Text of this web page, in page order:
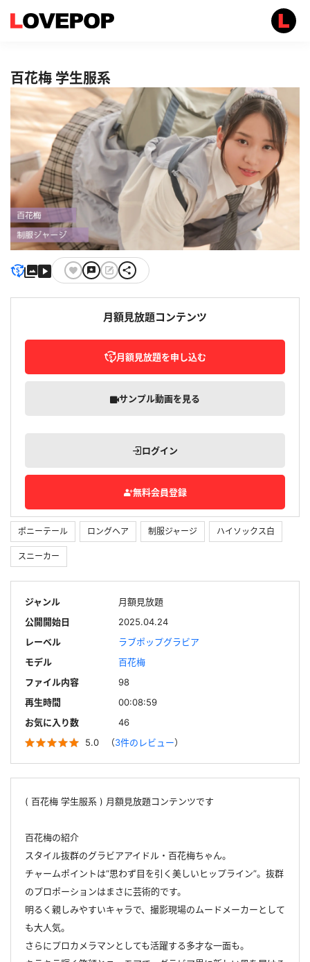
百花梅 学生服系
ポニーテール ロングヘア 制服ジャージ ハイソックス白
スニーカー
ジャンル
月額見放題
公開開始日
2025.04.24
レーベル
ラブポップグラビア
モデル
百花梅
ファイル内容
98
再生時間
00:08:59
お気に入り数
46
5.0
（3件のレビュー）
( 百花梅 学生服系 ) 月額見放題コンテンツです
百花梅の紹介
スタイル抜群のグラビアアイドル・百花梅ちゃん。
チャームポイントは“思わず目を引く美しいヒップライン”。抜群
のプロポーションはまさに芸術的です。
明るく親しみやすいキャラで、撮影現場のムードメーカーとして
も大人気。
さらにプロカメラマンとしても活躍する多才な一面も。
月額見放題コンテンツ
月額見放題を申し込む
サンプル動画を見る
ログイン
無料会員登録